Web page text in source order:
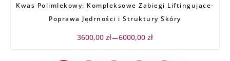
Kwas Polimlekowy: Kompleksowe Zabiegi Liftingujące-
Poprawa Jędrności i Struktury Skóry
3600,00 zł–6000,00 zł
cen:
od
do